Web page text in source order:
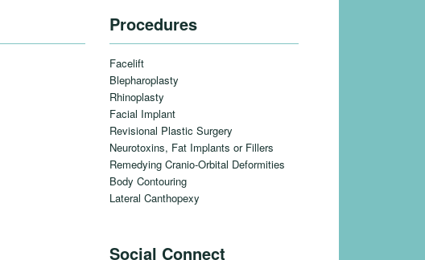
Procedures
Facelift
Blepharoplasty
Rhinoplasty
Facial Implant
Revisional Plastic Surgery
Neurotoxins, Fat Implants or Fillers
Remedying Cranio-Orbital Deformities
Body Contouring
Lateral Canthopexy
Social Connect